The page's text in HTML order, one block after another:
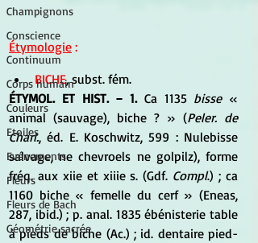
Champignons
Conscience
Continuum
Corps humain
Couleurs
Etoiles
Evénements
Fleurs
Fleurs de Bach
Géométrie sacrée
Étymologie :
BICHE, subst. fém.
ÉTYMOL. ET HIST. − 1. Ca 1135 bisse «
animal (sauvage), biche ? » (Peler. de
Charl., éd. E. Koschwitz, 599 : Nulebisse
salvage, ne chevroels ne golpilz), forme
fréq. aux xiie et xiiie s. (Gdf. Compl.) ; ca
1160 biche « femelle du cerf » (Eneas,
287, ibid.) ; p. anal. 1835 ébénisterie table
à pieds de biche (Ac.) ; id. dentaire pied-